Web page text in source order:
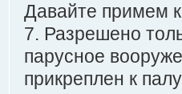
Давайте примем
7. Разрешено
парусное
прикреплен к